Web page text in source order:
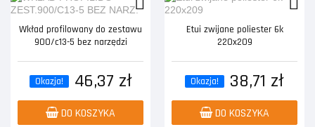
Wkład profilowany do zestawu
900/c13-5 bez narzędzi
Okazja! 46,37 zł
DO KOSZYKA
Etui zwijane poliester 6k
220x209
Okazja! 38,71 zł
DO KOSZYKA